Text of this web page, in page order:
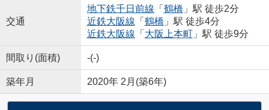
交通
地下鉄千日前線 「 鶴橋 」駅 徒歩2分
近鉄大阪線 「 鶴橋 」駅 徒歩4分
近鉄大阪線 「 大阪上本町」駅 徒歩9分
間取り(面積) -(-)
築年月 2020年 2月(築6年)